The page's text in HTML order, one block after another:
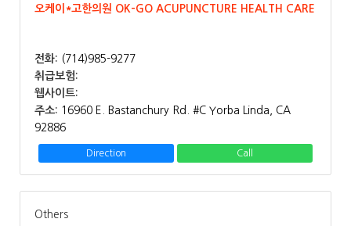
오케이*고한의원 OK-GO ACUPUNCTURE HEALTH CARE
전화: (714)985-9277
취급보험:
웹사이트:
주소: 16960 E. Bastanchury Rd. #C Yorba Linda, CA
92886
Direction Call
Others